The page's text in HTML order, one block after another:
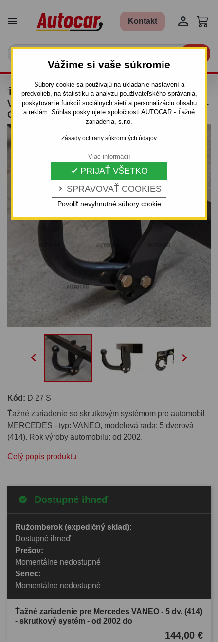
Vážime si vaše súkromie
Súbory cookie sa používajú na ukladanie nastavení a
predvolieb, na štatistiku a analýzu používateľského správania,
poskytovanie funkcií sociálnych sietí a personalizáciu obsahu
a reklám. Súhlas poskytujete spoločnosti AUTOCAR - Ťažné
zariadenia, s.r.o.
Zásady ochrany súkromných údajov
 SPRAVOVAŤ COOKIES
 PRIJAŤ VŠETKO
Povoliť nevyhnutné súbory cookie
Viac informácií
 Kontakt 
ŤAŽNÉ ZARIADENIE PRE MERCEDES
VANEO - 5 DV. (414) - SKRUTKOVÝ SYSTÉM -
OD 2002 DO
 
Kód: D 27 S
Ťažné zariadenie so skrutkovým systémom pre automobil
MERCEDES - typ: VANEO, modelová rada: 5 dverová
(414). Rok výroby automobilu: od 2002.
Celý popis produktu
Dostupné ihneď
Ružomberok (expedičný sklad):
Dostupné ihneď
Prešov:
Momentálne nedostupné
Senec:
Momentálne nedostupné
Ťažné zariadenie pre Mercedes VANEO - 5 dv. (414)
- skrutkový systém - od 2002 do
144,00 €